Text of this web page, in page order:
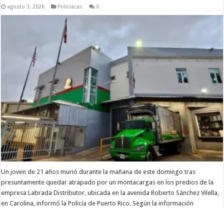
agosto 3, 2026 Policiacas 0
Un joven de 21 años murió durante la mañana de este domingo tras
presuntamente quedar atrapado por un montacargas en los predios de la
empresa Labrada Distributor, ubicada en la avenida Roberto Sánchez Vilella,
en Carolina, informó la Policía de Puerto Rico. Según la información